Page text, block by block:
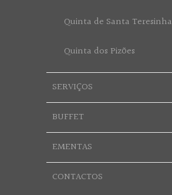
Quinta de Santa Teresinha
Quinta dos Pizões
SERVIÇOS
BUFFET
EMENTAS
CONTACTOS